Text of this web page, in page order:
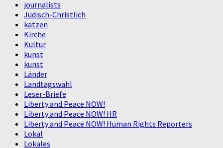
journalists
Jüdisch-Christlich
katzen
Kirche
Kultur
kunst
kunst
Länder
Landtagswahl
Leser-Briefe
Liberty and Peace NOW!
Liberty and Peace NOW! HR
Liberty and Peace NOW! Human Rights Reporters
Lokal
Lokales